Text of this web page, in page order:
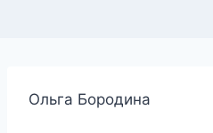
Ольга Бородина